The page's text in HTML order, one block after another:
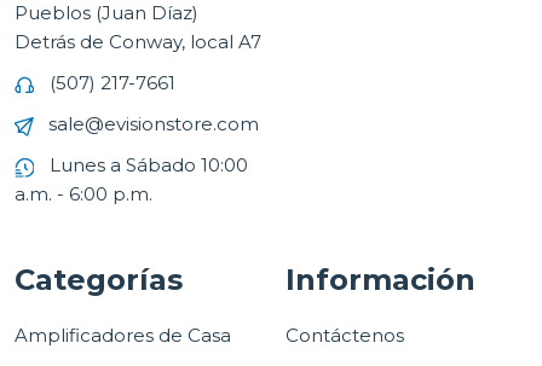
Pueblos (Juan Díaz)
Detrás de Conway, local A7
(507) 217-7661
sale@evisionstore.com
Lunes a Sábado 10:00
a.m. - 6:00 p.m.
Categorías
Amplificadores de Casa
Información
Contáctenos